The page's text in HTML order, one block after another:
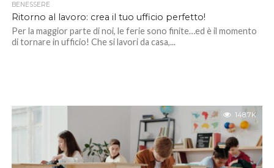
BENESSERE
Ritorno al lavoro: crea il tuo ufficio perfetto!
Per la maggior parte di noi, le ferie sono finite…ed è il momento
di tornare in ufficio! Che si lavori da casa,...
148.7K